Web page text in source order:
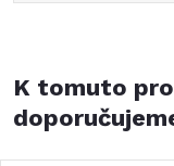
K tomuto